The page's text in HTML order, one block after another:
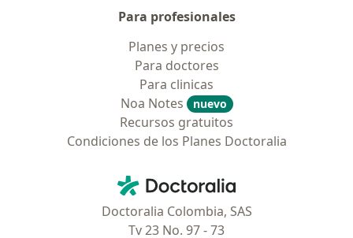
Para profesionales
Planes y precios
Para doctores
Para clinicas
Noa Notes
nuevo
Recursos gratuitos
Condiciones de los Planes Doctoralia
Doctoralia - Página de inicio
Doctoralia Colombia, SAS
Tv 23 No. 97 - 73